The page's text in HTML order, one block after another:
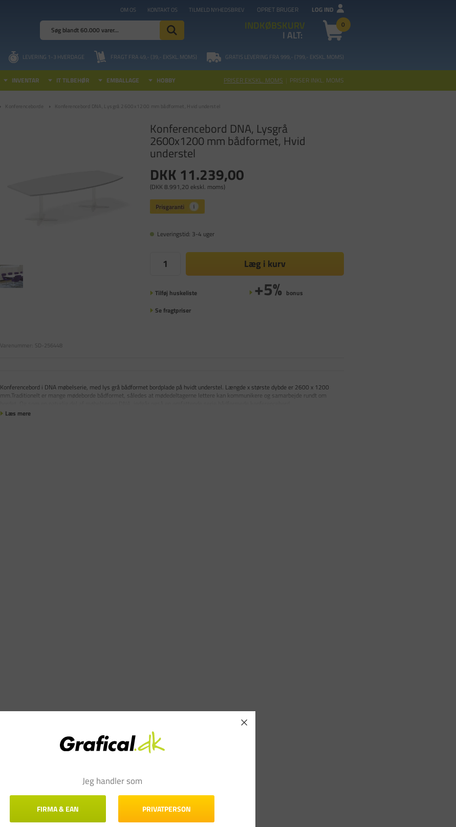
OM OS KONTAKT OS TILMELD NYHEDSBREV OPRET BRUGER LOG IND
INDKØBSKURV 0
I ALT:
LEVERING 1-3 HVERDAGE FRAGT FRA 49,- (39,- EKSKL. MOMS) GRATIS LEVERING FRA 999,- (799,- EKSKL. MOMS)
INVENTAR IT TILBEHØR EMBALLAGE HOBBY PRISER EKSKL. MOMS | PRISER INKL. MOMS
Konferenceborde Konferencebord DNA, Lysgrå 2600x1200 mm bådformet, Hvid understel
Konferencebord DNA, Lysgrå
2600x1200 mm bådformet, Hvid
understel
DKK 11.239,00
(DKK 8.991,20 ekskl. moms)
Leveringstid: 3-4 uger
Læg i kurv
Tilføj huskeliste +5% bonus
Se fragtpriser
Varenummer: SD-256448
Konferencebord i DNA møbelserie, med lys grå bådformet bordplade på hvidt understel. Længde x største dybde er 2600 x 1200
mm.Traditionelt er mange mødeborde bådformet, således at mødedeltagerne lettere kan kommunikere og samarbejde rundt om
Læs mere
Jeg handler som
FIRMA & EAN PRIVATPERSON